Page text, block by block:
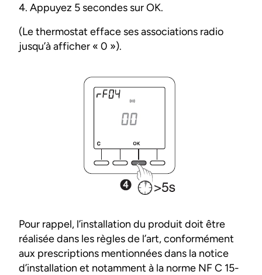
4. Appuyez 5 secondes sur OK.
(Le thermostat efface ses associations radio
jusqu’à afficher « 0 »).
Pour rappel, l’installation du produit doit être
réalisée dans les règles de l’art, conformément
aux prescriptions mentionnées dans la notice
d’installation et notamment à la norme NF C 15-